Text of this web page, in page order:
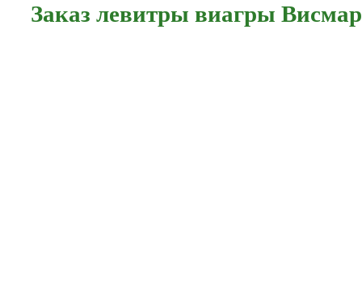
Заказ левитры виагры Висмар